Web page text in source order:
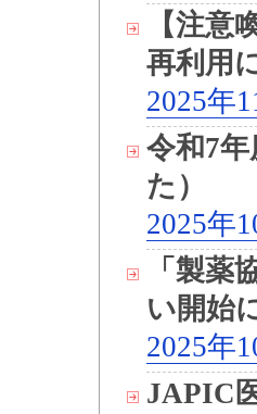
【注
再利用
2025年
令和7
た）
2025年
「製薬
い開始
2025年
JAPIC